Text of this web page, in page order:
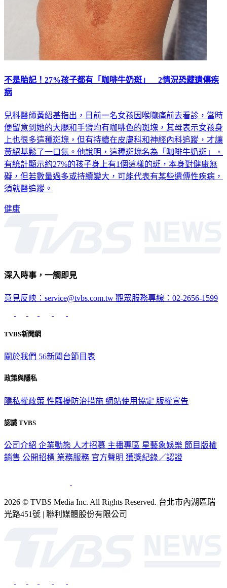
不是胎記！27%孩子都有「咖啡牛奶斑」 2情況恐藏遺傳疾
病
兒科醫師黃紹基指出，日前一名女孩因喉嚨痛前去看診，當時
便留意到她的大腿和手臂均有咖啡色的斑塊，其母表示女孩身
上也很多這種斑塊，但有持續在皮膚科和神經內科追蹤，才讓
黃紹基鬆了一口氣。他說明，這種斑塊名為「咖啡牛奶斑」，
有統計顯示約27%的孩子身上有1個這樣的斑，本身對健康無
礙，但若數量過多或持續變大，可能代表有某些遺傳性疾病，
須就醫追蹤。
健康
深入時事，一觸即見
意見反映：service@tvbs.com.tw 觀眾服務專線：02-2656-1599
TVBS新聞網
關於我們 56新聞台節目表
政策與隱私
隱私權政策 性騷擾防治措施 網站使用協定 版權宣告
認識 TVBS
公司介紹 企業動態 人才招募 主播專區 星藝象娛樂 節目版權
銷售 公開招標 業務服務 官方聲明 獲獎紀錄／認證
2026 © TVBS Media Inc. All Rights Reserved. 台北市內湖區瑞
光路451號 | 聯利媒體股份有限公司